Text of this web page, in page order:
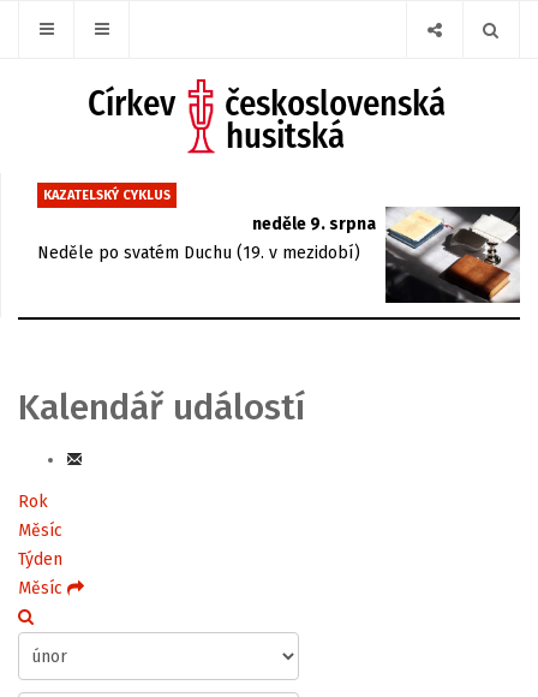
KAZATELSKÝ CYKLUS
neděle 9. srpna
Neděle po svatém Duchu (19. v mezidobí)
Kalendář událostí
Rok
Měsíc
Týden
Měsíc